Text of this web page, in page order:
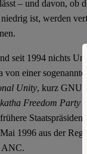
– und davon, ob
ist, werden
seit 1994 nichts
von einer
Unity, kurz GNU)
Freedom Party
1996 aus der
ANC.